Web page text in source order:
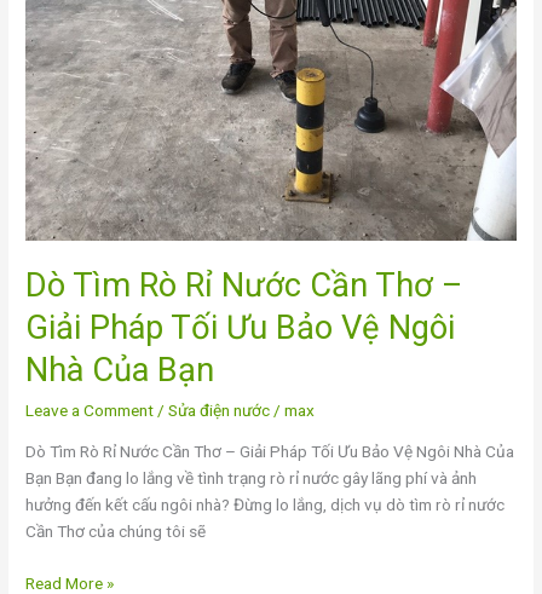
Dò Tìm Rò Rỉ Nước Cần Thơ –
Giải Pháp Tối Ưu Bảo Vệ Ngôi
Nhà Của Bạn
Leave a Comment /Sửa điện nước /max
Dò Tìm Rò Rỉ Nước Cần Thơ – Giải Pháp Tối Ưu Bảo Vệ Ngôi Nhà Của
Bạn Bạn đang lo lắng về tình trạng rò rỉ nước gây lãng phí và ảnh
hưởng đến kết cấu ngôi nhà? Đừng lo lắng, dịch vụ dò tìm rò rỉ nước
Cần Thơ của chúng tôi sẽ
Ưu
Bảo
Vệ
Ngôi
Nhà
Của
Bạn
Read More »